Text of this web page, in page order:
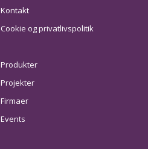
Kontakt
Cookie og privatlivspolitik
Produkter
Projekter
Firmaer
Events